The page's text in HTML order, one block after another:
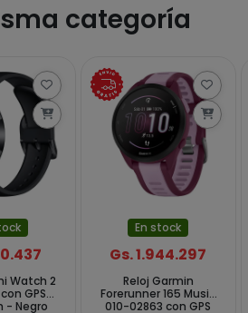
categoría
Watch 2
GPS
- Negro
En stock
Gs. 1.944.297
Reloj Garmin
Forerunner 165 Music
010-02863 con GPS